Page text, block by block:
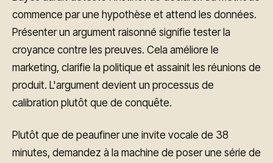
commence par une hypothèse et attend les données.
Présenter un argument raisonné signifie tester la
croyance contre les preuves. Cela améliore le
marketing, clarifie la politique et assainit les réunions de
produit. L'argument devient un processus de
calibration plutôt que de conquête.
Plutôt que de peaufiner une invite vocale de 38
minutes, demandez à la machine de poser une série de